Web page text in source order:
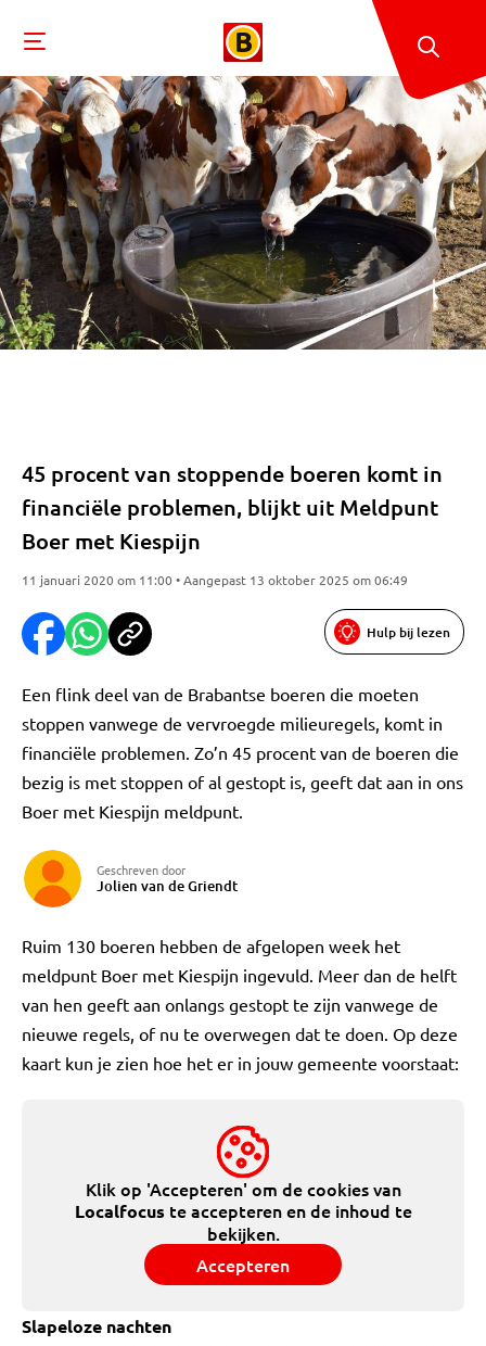
45 procent van stoppende boeren komt in
financiële problemen, blijkt uit Meldpunt
Boer met Kiespijn
11 januari 2020 om 11:00 • Aangepast 13 oktober 2025 om 06:49
Hulp bij lezen
Een flink deel van de Brabantse boeren die moeten
stoppen vanwege de vervroegde milieuregels, komt in
financiële problemen. Zo’n 45 procent van de boeren die
bezig is met stoppen of al gestopt is, geeft dat aan in ons
Boer met Kiespijn meldpunt.
Geschreven door
Jolien van de Griendt
Ruim 130 boeren hebben de afgelopen week het
meldpunt Boer met Kiespijn ingevuld. Meer dan de helft
van hen geeft aan onlangs gestopt te zijn vanwege de
nieuwe regels, of nu te overwegen dat te doen. Op deze
kaart kun je zien hoe het er in jouw gemeente voorstaat:
Klik op 'Accepteren' om de cookies van
Localfocus te accepteren en de inhoud te
bekijken.
Accepteren
Slapeloze nachten